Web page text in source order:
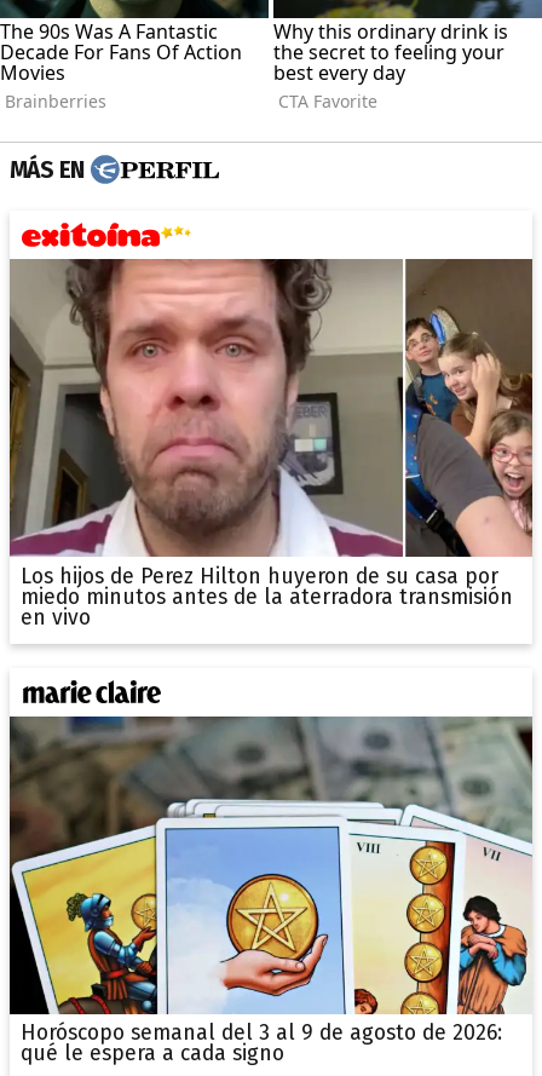
MÁS EN
Los hijos de Perez Hilton huyeron de su casa por
miedo minutos antes de la aterradora transmisión
en vivo
Horóscopo semanal del 3 al 9 de agosto de 2026:
qué le espera a cada signo